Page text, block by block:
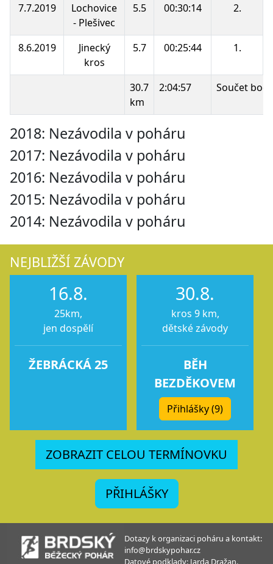
7.7.2019
Lochovice
- Plešivec
5.5 00:30:14 2.
8.6.2019
Jinecký
kros
5.7 00:25:44 1.
30.7
km
2:04:57 Součet
2018: Nezávodila v poháru
2017: Nezávodila v poháru
2016: Nezávodila v poháru
2015: Nezávodila v poháru
2014: Nezávodila v poháru
NEJBLIŽŠÍ ZÁVODY
16.8.
25km,
jen dospělí
ŽEBRÁCKÁ 25
30.8.
kros 9 km,
dětské závody
BĚH
BEZDĚKOVEM
Přihlášky (9)
ZOBRAZIT CELOU TERMÍNOVKU
PŘIHLÁŠKY
Dotazy k organizaci poháru a kontakt:
info@brdskypohar.cz
Datové podklady: Jarda Dražan.